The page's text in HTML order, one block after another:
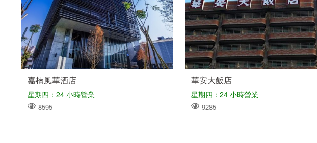
嘉楠風華酒店
星期四：24 小時營業
8595
華安大飯店
星期四：24 小時營業
9285